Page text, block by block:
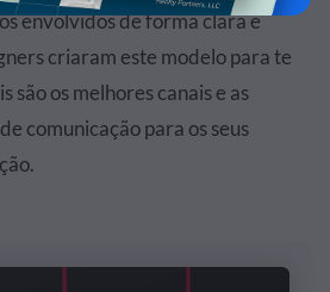
envolvidos de forma clara e
criaram este modelo para te
são os melhores canais e as
comunicação para os seus